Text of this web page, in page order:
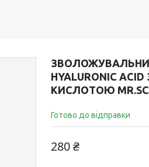
HYALURONIC
КИСЛОТОЮ
Готово до відправки
280 ₴